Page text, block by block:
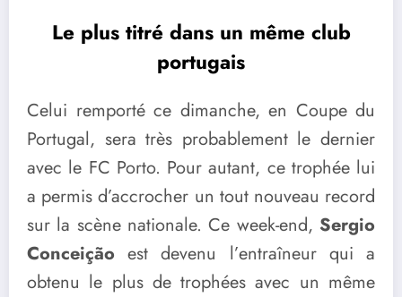
Le plus titré dans un même club
portugais
Celui remporté ce dimanche, en Coupe du
Portugal, sera très probablement le dernier
avec le FC Porto. Pour autant, ce trophée lui
a permis d’accrocher un tout nouveau record
sur la scène nationale. Ce week-end, Sergio
Conceição est devenu l’entraîneur qui a
obtenu le plus de trophées avec un même